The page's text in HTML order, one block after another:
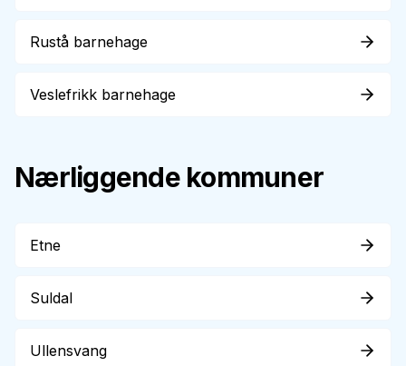
Rustå barnehage
Veslefrikk barnehage
Nærliggende kommuner
Etne
Suldal
Ullensvang